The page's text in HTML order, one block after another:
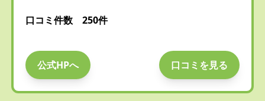
口コミ件数 250件
公式HPへ 口コミを見る